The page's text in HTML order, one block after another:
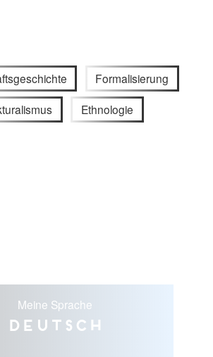
Formalisierung
Ethnologie
Meine Sprache
Deutsch